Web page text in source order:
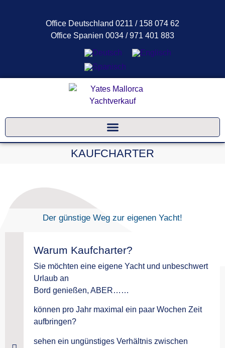
Office Deutschland 0211 / 158 074 62
Office Spanien 0034 / 971 401 883
KAUFCHARTER
Der günstige Weg zur eigenen Yacht!
Warum Kaufcharter?
Sie möchten eine eigene Yacht und unbeschwert
Urlaub an
Bord genießen, ABER……
können pro Jahr maximal ein paar Wochen Zeit
aufbringen?
sehen ein ungünstiges Verhältnis zwischen